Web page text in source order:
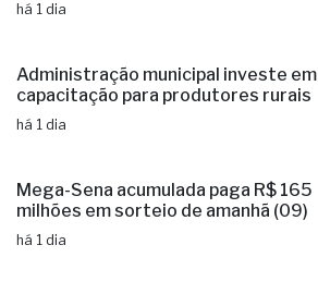
há 1 dia
Administração municipal investe em
capacitação para produtores rurais
há 1 dia
Mega-Sena acumulada paga R$ 165
milhões em sorteio de amanhã (09)
há 1 dia